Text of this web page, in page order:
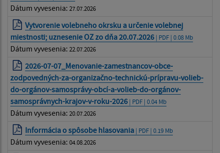
Dátum vyvesenia: 27.07.2026
Vytvorenie volebneho okrsku a určenie volebnej
miestnosti; uznesenie OZ zo dňa 20.07.2026 | PDF | 0.08 Mb
Dátum vyvesenia: 22.07.2026
2026-07-07_Menovanie-zamestnancov-obce-
zodpovedných-za-organizačno-technickú-prípravu-volieb-
do-orgánov-samosprávy-obcí-a-volieb-do-orgánov-
samosprávnych-krajov-v-roku-2026 | PDF | 0.04 Mb
Dátum vyvesenia: 20.07.2026
Informácia o spôsobe hlasovania | PDF | 0.19 Mb
Dátum vyvesenia: 04.08.2026